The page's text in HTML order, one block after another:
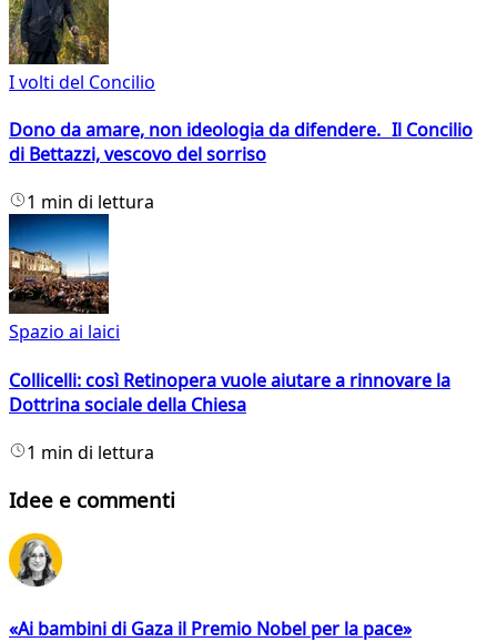
I volti del Concilio
Dono da amare, non ideologia da difendere. Il Concilio
di Bettazzi, vescovo del sorriso
1 min di lettura
Spazio ai laici
Collicelli: così Retinopera vuole aiutare a rinnovare la
Dottrina sociale della Chiesa
1 min di lettura
Idee e commenti
«Ai bambini di Gaza il Premio Nobel per la pace»